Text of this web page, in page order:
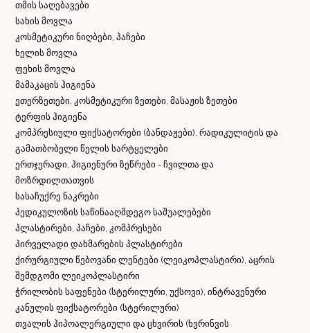
თმის საღებავები
სახის მოვლა
კოსმეტიკური ნიღბები, პაჩები
ხელის მოვლა
ფეხის მოვლა
მამაკაცის ჰიგიენა
ეთერზეთები, კოსმეტიკური ზეთები, მასაჟის ზეთები
ტერფის ჰიგიენა
კომპრესიული ფიქსატორები (ბანდაჟები), რადიკულიტის და
გამათბობელი წელის სარტყელები
ერთჯერადი, ჰიგიენური ზეწრები - ჩვილთა და
მოზრდილთათვის
სასაჩუქრე ნაკრები
პედიკულოზის საწინააღმდეგო საშუალებები
პლასტირები, პაჩები, კომპრესები
პირველადი დახმარების პლასტირები
ქირურგიული წებოვანი ლენტები (ლეიკოპლასტირი), აცრის
შემდგომი ლეიკოპლასტირი
ჭრილობის საფენები (სტერილური, უქსოვი), ინტრავენური
კანულის ფიქსატორები (სტერილური)
თვალის ჰიპოალერგიული და ცხვირის (ხვრინვის